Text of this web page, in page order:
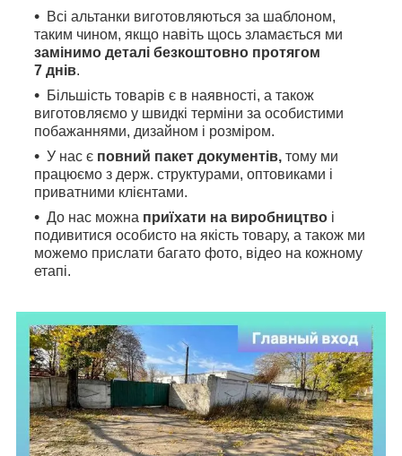
Всі альтанки виготовляються за шаблоном,
таким чином, якщо навіть щось зламається ми
замінимо деталі безкоштовно протягом
7 днів.
Більшість товарів є в наявності, а також
виготовляємо у швидкі терміни за особистими
побажаннями, дизайном і розміром.
У нас є повний пакет документів, тому ми
працюємо з держ. структурами, оптовиками і
приватними клієнтами.
До нас можна приїхати на виробництво і
подивитися особисто на якість товару, а також ми
можемо прислати багато фото, відео на кожному
етапі.